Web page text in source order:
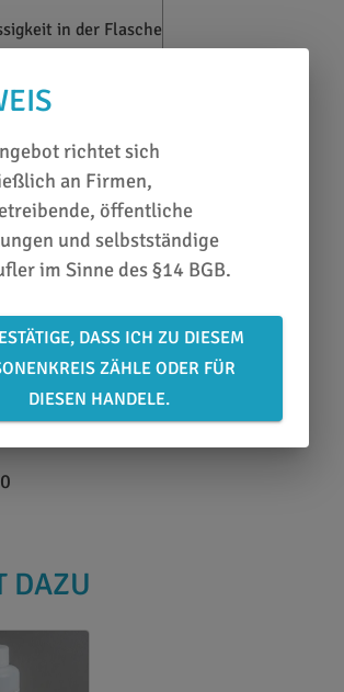
in der Flasche
DAZU
richtet sich
an Firmen,
öffentliche
und selbstständige
im Sinne des §14 BGB.
DASS ICH ZU DIESEM
ZÄHLE ODER FÜR
DIESEN HANDELE.